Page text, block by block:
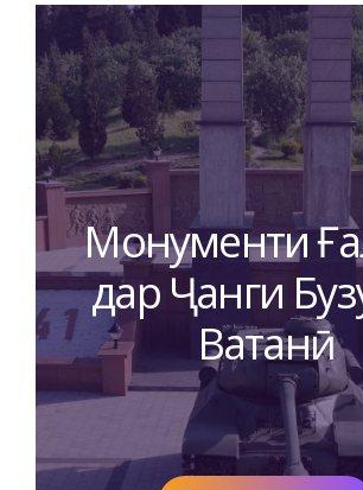
Монументи
дар Ҷанги
Ватанӣ